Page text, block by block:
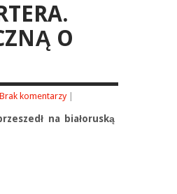
O
Brak komentarzy
na białoruską